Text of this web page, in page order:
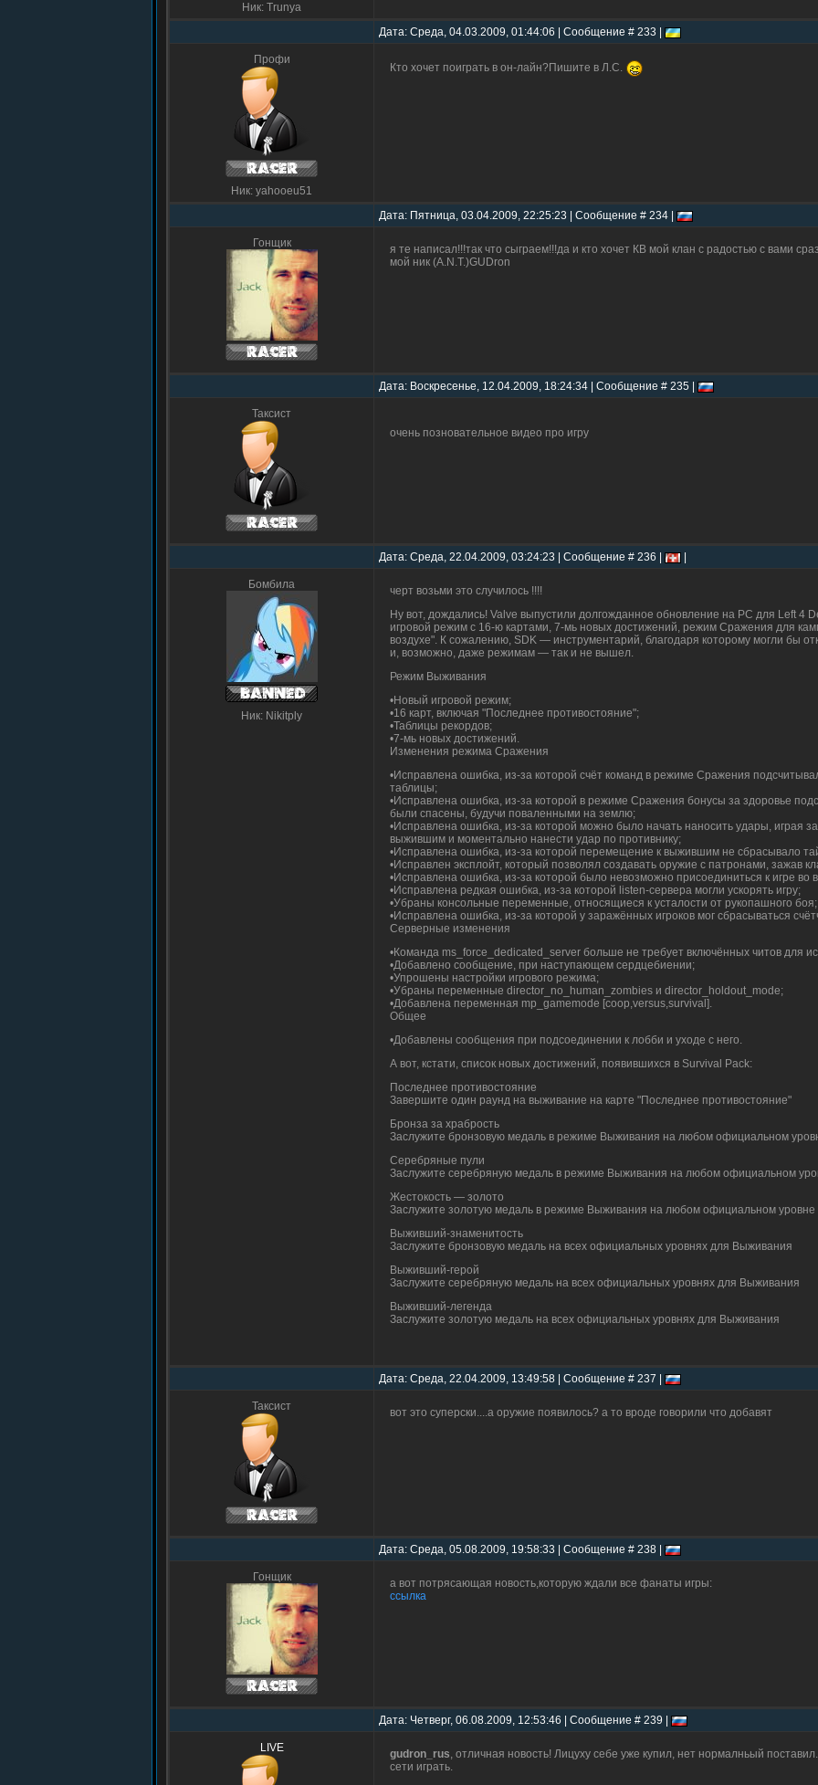
Ник: Trunya
Дата: Среда, 04.03.2009, 01:44:06 | Сообщение # 233 |
Профи
Ник: yahooeu51
Кто хочет поиграть в он-лайн?Пишите в Л.С.
Дата: Пятница, 03.04.2009, 22:25:23 | Сообщение # 234 |
Гонщик
я те написал!!!так что сыграем!!!да и кто хочет КВ мой клан с радостью с вами
мой ник (A.N.T.)GUDron
Дата: Воскресенье, 12.04.2009, 18:24:34 | Сообщение # 235 |
Таксист
очень позновательное видео про игру
Дата: Среда, 22.04.2009, 03:24:23 | Сообщение # 236 |
Бомбила
Ник: Nikitply
черт возьми это случилось !!!!
Ну вот, дождались! Valve выпустили долгожданное обновление на PC для Left
игровой режим с 16-ю картами, 7-мь новых достижений, режим Сражения для
воздухе". К сожалению, SDK — инструментарий, благодаря которому могли бы
и, возможно, даже режимам — так и не вышел.
Режим Выживания
•Новый игровой режим;
•16 карт, включая "Последнее противостояние";
•Таблицы рекордов;
•7-мь новых достижений.
Изменения режима Сражения
•Исправлена ошибка, из-за которой счёт команд в режиме Сражения
таблицы;
•Исправлена ошибка, из-за которой в режиме Сражения бонусы за здоровье
были спасены, будучи поваленными на землю;
•Исправлена ошибка, из-за которой можно было начать наносить удары, играя
выжившим и моментально нанести удар по противнику;
•Исправлена ошибка, из-за которой перемещение к выжившим не сбрасывало
•Исправлен эксплойт, который позволял создавать оружие с патронами, зажав
•Исправлена ошибка, из-за которой было невозможно присоединиться к игре во
•Исправлена редкая ошибка, из-за которой listen-сервера могли ускорять игру;
•Убраны консольные переменные, относящиеся к усталости от рукопашного боя;
•Исправлена ошибка, из-за которой у заражённых игроков мог сбрасываться
Серверные изменения
•Команда ms_force_dedicated_server больше не требует включённых читов для
•Добавлено сообщение, при наступающем сердцебиении;
•Упрошены настройки игрового режима;
•Убраны переменные director_no_human_zombies и director_holdout_mode;
•Добавлена переменная mp_gamemode [coop,versus,survival].
Общее
•Добавлены сообщения при подсоединении к лобби и уходе с него.
А вот, кстати, список новых достижений, появившихся в Survival Pack:
Последнее противостояние
Завершите один раунд на выживание на карте "Последнее противостояние"
Бронза за храбрость
Заслужите бронзовую медаль в режиме Выживания на любом официальном
Серебряные пули
Заслужите серебряную медаль в режиме Выживания на любом официальном
Жестокость — золото
Заслужите золотую медаль в режиме Выживания на любом официальном уровне
Выживший-знаменитость
Заслужите бронзовую медаль на всех официальных уровнях для Выживания
Выживший-герой
Заслужите серебряную медаль на всех официальных уровнях для Выживания
Выживший-легенда
Заслужите золотую медаль на всех официальных уровнях для Выживания
Дата: Среда, 22.04.2009, 13:49:58 | Сообщение # 237 |
Таксист вот это суперски....а оружие появилось? а то вроде говорили что добавят
Дата: Среда, 05.08.2009, 19:58:33 | Сообщение # 238 |
Гонщик
а вот потрясающая новость,которую ждали все фанаты игры:
ссылка
Дата: Четверг, 06.08.2009, 12:53:46 | Сообщение # 239 |
LIVE gudron_rus, отличная новость! Лицуху себе уже купил, нет нормалньый
сети играть.